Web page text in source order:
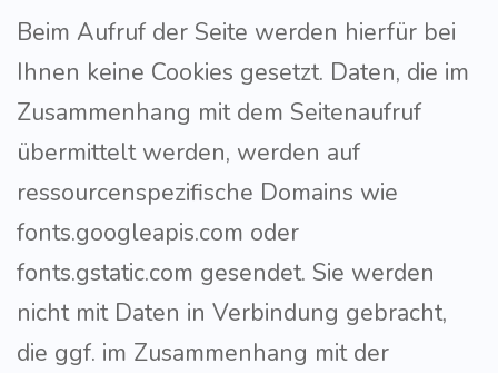
Beim Aufruf der Seite werden hierfür bei
Ihnen keine Cookies gesetzt. Daten, die im
Zusammenhang mit dem Seitenaufruf
übermittelt werden, werden auf
ressourcenspezifische Domains wie
fonts.googleapis.com oder
fonts.gstatic.com gesendet. Sie werden
nicht mit Daten in Verbindung gebracht,
die ggf. im Zusammenhang mit der